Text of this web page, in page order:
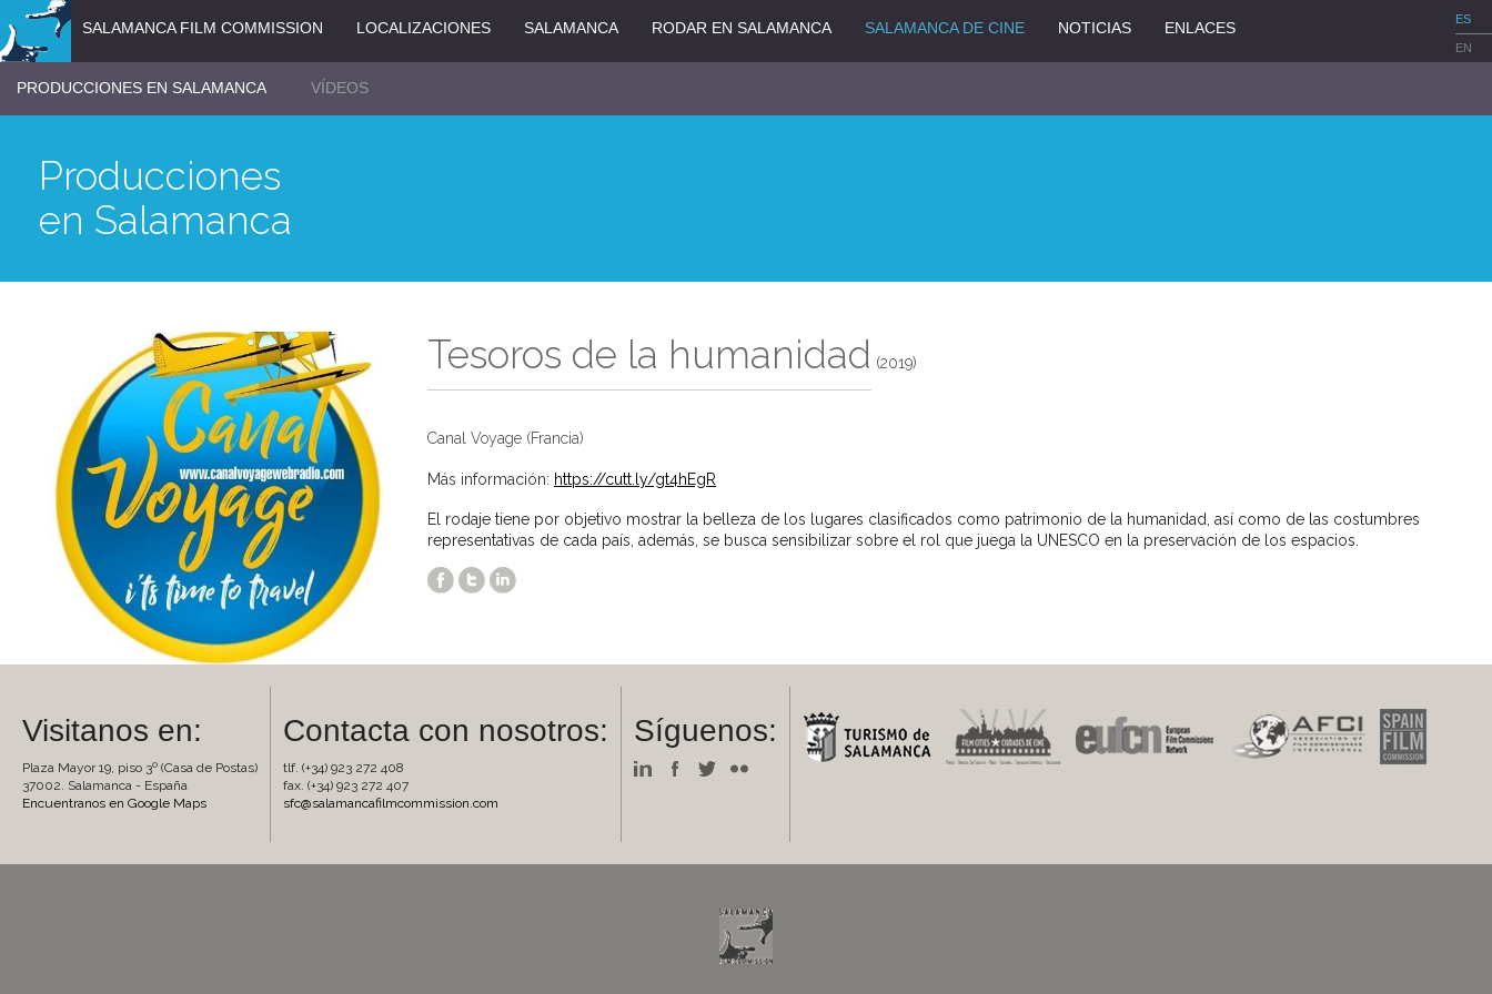
ES
EN
SALAMANCA FILM COMMISSION LOCALIZACIONES SALAMANCA RODAR EN SALAMANCA SALAMANCA DE CINE NOTICIAS ENLACES
PRODUCCIONES EN SALAMANCA VÍDEOS
Producciones
en Salamanca
Tesoros de la humanidad (2019)
Canal Voyage (Francia)
Más información: https://cutt.ly/gt4hEgR
El rodaje tiene por objetivo mostrar la belleza de los lugares clasificados como patrimonio de la humanidad, así como de las costumbres
representativas de cada país, además, se busca sensibilizar sobre el rol que juega la UNESCO en la preservación de los espacios.
Visitanos en:
Plaza Mayor 19, piso 3º (Casa de Postas)
37002. Salamanca - España
Encuentranos en Google Maps
Contacta con nosotros:
tlf. (+34) 923 272 408
fax. (+34) 923 272 407
sfc@salamancafilmcommission.com
Síguenos: